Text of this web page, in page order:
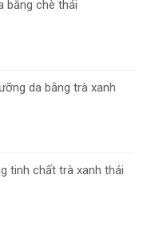
bằng chè thái
da bằng trà xanh
tinh chất trà xanh thái